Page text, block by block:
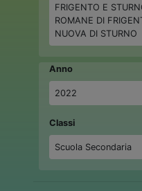
FRIGENTO E
ROMANE DI
NUOVA DI STURNO
Anno
2022
Classi
Scuola Secondaria